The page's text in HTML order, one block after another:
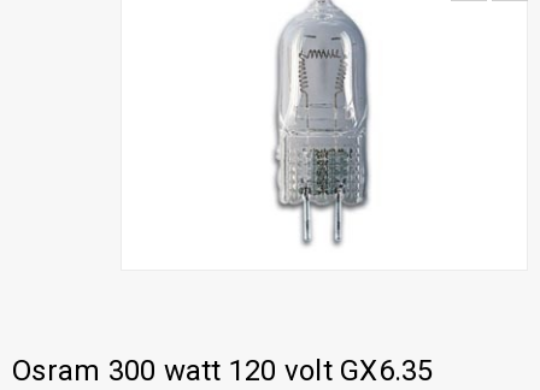
Osram 300 watt 120 volt GX6.35